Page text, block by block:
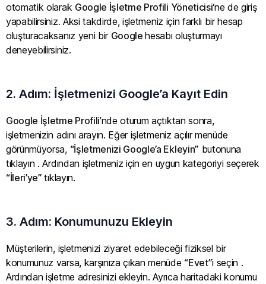
otomatik olarak Google İşletme Profili Yöneticisi‘ne de giriş
yapabilirsiniz. Aksi takdirde, işletmeniz için farklı bir hesap
oluşturacaksanız yeni bir Googlehesabı oluşturmayı
deneyebilirsiniz.
2. Adım: İşletmenizi Google’a Kayıt Edin
Google İşletme Profili’nde oturum açtıktan sonra,
işletmenizin adını arayın. Eğer işletmeniz açılır menüde
görünmüyorsa, “İşletmenizi Google’a Ekleyin” butonuna
tıklayın . Ardından işletmeniz için en uygun kategoriyi seçerek
“İleri’ye”tıklayın.
3. Adım: Konumunuzu Ekleyin
Müşterilerin, işletmenizi ziyaret edebileceği fiziksel bir
konumunuz varsa, karşınıza çıkan menüde “Evet”i seçin .
Ardından işletme adresinizi ekleyin. Ayrıca haritadaki konumu